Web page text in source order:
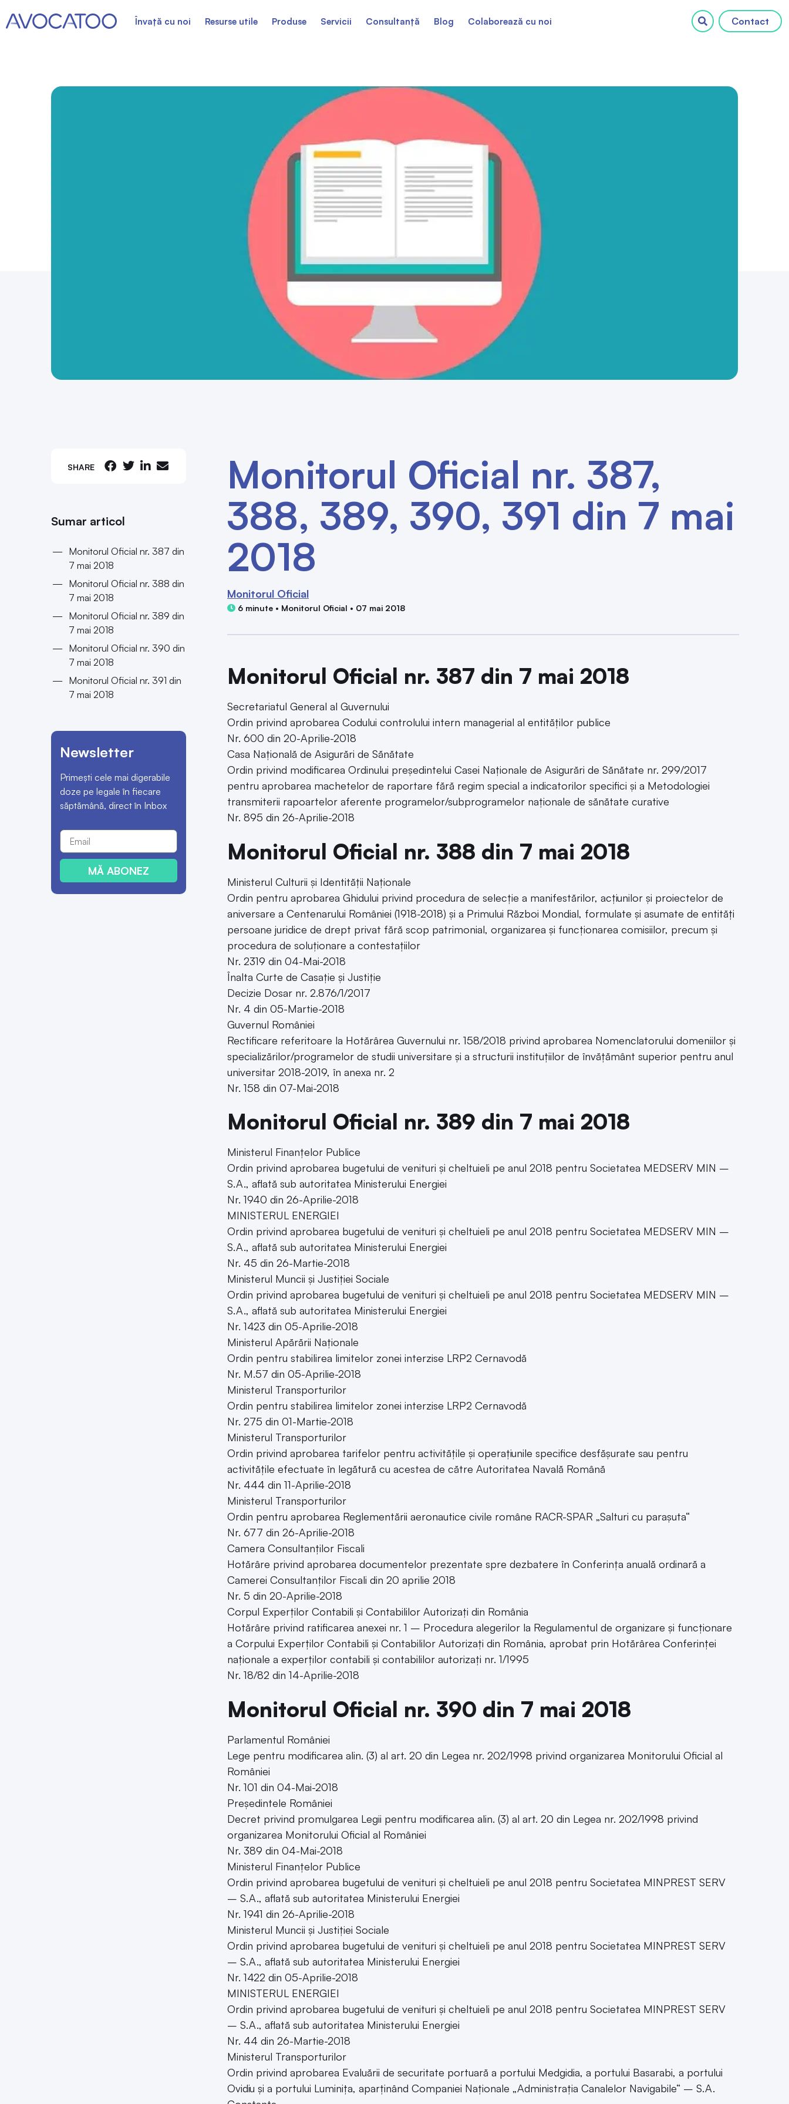
Contact
Învață cu noi Resurse utile Produse Servicii Consultanță Blog Colaborează cu noi
SHARE
Sumar articol
Monitorul Oficial nr. 387 din
7 mai 2018
Monitorul Oficial nr. 388 din
7 mai 2018
Monitorul Oficial nr. 389 din
7 mai 2018
Monitorul Oficial nr. 390 din
7 mai 2018
Monitorul Oficial nr. 391 din
7 mai 2018
Newsletter
Primești cele mai digerabile
doze pe legale în fiecare
săptămână, direct în Inbox
MĂ ABONEZ
Monitorul Oficial nr. 387,
388, 389, 390, 391 din 7 mai
2018
Monitorul Oficial
6 minute • Monitorul Oficial • 07 mai 2018
Monitorul Oficial nr. 387 din 7 mai 2018
Secretariatul General al Guvernului
Ordin privind aprobarea Codului controlului intern managerial al entităților publice
Nr. 600 din 20-Aprilie-2018
Casa Națională de Asigurări de Sănătate
Ordin privind modificarea Ordinului președintelui Casei Naționale de Asigurări de Sănătate nr. 299/2017
pentru aprobarea machetelor de raportare fără regim special a indicatorilor specifici și a Metodologiei
transmiterii rapoartelor aferente programelor/subprogramelor naționale de sănătate curative
Nr. 895 din 26-Aprilie-2018
Monitorul Oficial nr. 388 din 7 mai 2018
Ministerul Culturii și Identității Naționale
Ordin pentru aprobarea Ghidului privind procedura de selecție a manifestărilor, acțiunilor și proiectelor de
aniversare a Centenarului României (1918-2018) și a Primului Război Mondial, formulate și asumate de entități
persoane juridice de drept privat fără scop patrimonial, organizarea și funcționarea comisiilor, precum și
procedura de soluționare a contestațiilor
Nr. 2319 din 04-Mai-2018
Înalta Curte de Casație și Justiție
Decizie Dosar nr. 2.876/1/2017
Nr. 4 din 05-Martie-2018
Guvernul României
Rectificare referitoare la Hotărârea Guvernului nr. 158/2018 privind aprobarea Nomenclatorului domeniilor și
specializărilor/programelor de studii universitare și a structurii instituțiilor de învățământ superior pentru anul
universitar 2018-2019, în anexa nr. 2
Nr. 158 din 07-Mai-2018
Monitorul Oficial nr. 389 din 7 mai 2018
Ministerul Finanțelor Publice
Ordin privind aprobarea bugetului de venituri și cheltuieli pe anul 2018 pentru Societatea MEDSERV MIN –
S.A., aflată sub autoritatea Ministerului Energiei
Nr. 1940 din 26-Aprilie-2018
MINISTERUL ENERGIEI
Ordin privind aprobarea bugetului de venituri și cheltuieli pe anul 2018 pentru Societatea MEDSERV MIN –
S.A., aflată sub autoritatea Ministerului Energiei
Nr. 45 din 26-Martie-2018
Ministerul Muncii şi Justiţiei Sociale
Ordin privind aprobarea bugetului de venituri și cheltuieli pe anul 2018 pentru Societatea MEDSERV MIN –
S.A., aflată sub autoritatea Ministerului Energiei
Nr. 1423 din 05-Aprilie-2018
Ministerul Apărării Naționale
Ordin pentru stabilirea limitelor zonei interzise LRP2 Cernavodă
Nr. M.57 din 05-Aprilie-2018
Ministerul Transporturilor
Ordin pentru stabilirea limitelor zonei interzise LRP2 Cernavodă
Nr. 275 din 01-Martie-2018
Ministerul Transporturilor
Ordin privind aprobarea tarifelor pentru activitățile și operațiunile specifice desfășurate sau pentru
activitățile efectuate în legătură cu acestea de către Autoritatea Navală Română
Nr. 444 din 11-Aprilie-2018
Ministerul Transporturilor
Ordin pentru aprobarea Reglementării aeronautice civile române RACR-SPAR „Salturi cu parașuta“
Nr. 677 din 26-Aprilie-2018
Camera Consultanților Fiscali
Hotărâre privind aprobarea documentelor prezentate spre dezbatere în Conferința anuală ordinară a
Camerei Consultanților Fiscali din 20 aprilie 2018
Nr. 5 din 20-Aprilie-2018
Corpul Experților Contabili și Contabililor Autorizați din România
Hotărâre privind ratificarea anexei nr. 1 – Procedura alegerilor la Regulamentul de organizare și funcționare
a Corpului Experților Contabili și Contabililor Autorizați din România, aprobat prin Hotărârea Conferinței
naționale a experților contabili și contabililor autorizați nr. 1/1995
Nr. 18/82 din 14-Aprilie-2018
Monitorul Oficial nr. 390 din 7 mai 2018
Parlamentul României
Lege pentru modificarea alin. (3) al art. 20 din Legea nr. 202/1998 privind organizarea Monitorului Oficial al
României
Nr. 101 din 04-Mai-2018
Președintele României
Decret privind promulgarea Legii pentru modificarea alin. (3) al art. 20 din Legea nr. 202/1998 privind
organizarea Monitorului Oficial al României
Nr. 389 din 04-Mai-2018
Ministerul Finanțelor Publice
Ordin privind aprobarea bugetului de venituri și cheltuieli pe anul 2018 pentru Societatea MINPREST SERV
– S.A., aflată sub autoritatea Ministerului Energiei
Nr. 1941 din 26-Aprilie-2018
Ministerul Muncii şi Justiţiei Sociale
Ordin privind aprobarea bugetului de venituri și cheltuieli pe anul 2018 pentru Societatea MINPREST SERV
– S.A., aflată sub autoritatea Ministerului Energiei
Nr. 1422 din 05-Aprilie-2018
MINISTERUL ENERGIEI
Ordin privind aprobarea bugetului de venituri și cheltuieli pe anul 2018 pentru Societatea MINPREST SERV
– S.A., aflată sub autoritatea Ministerului Energiei
Nr. 44 din 26-Martie-2018
Ministerul Transporturilor
Ordin privind aprobarea Evaluării de securitate portuară a portului Medgidia, a portului Basarabi, a portului
Ovidiu și a portului Luminița, aparținând Companiei Naționale „Administrația Canalelor Navigabile“ – S.A.